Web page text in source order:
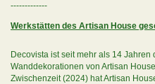
-------------
Werkstätten des Artisan House
Decovista ist seit mehr als 14 Jahren
Wanddekorationen von Artisan
Zwischenzeit (2024) hat Artisan